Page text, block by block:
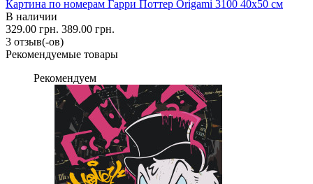
Картина по номерам Гарри Поттер Origami 3100 40x50 см
В наличии
329.00 грн. 389.00 грн.
3 отзыв(-ов)
Рекомендуемые товары
Рекомендуем